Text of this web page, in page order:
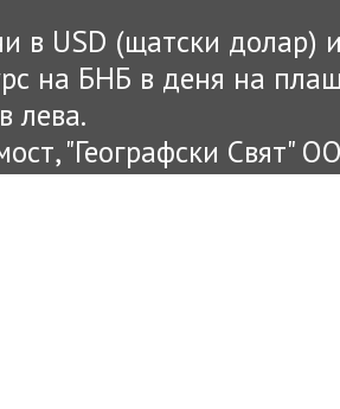
в USD (щатски долар)
на БНБ в деня на
лева.
"Географски Свят"
на предложената